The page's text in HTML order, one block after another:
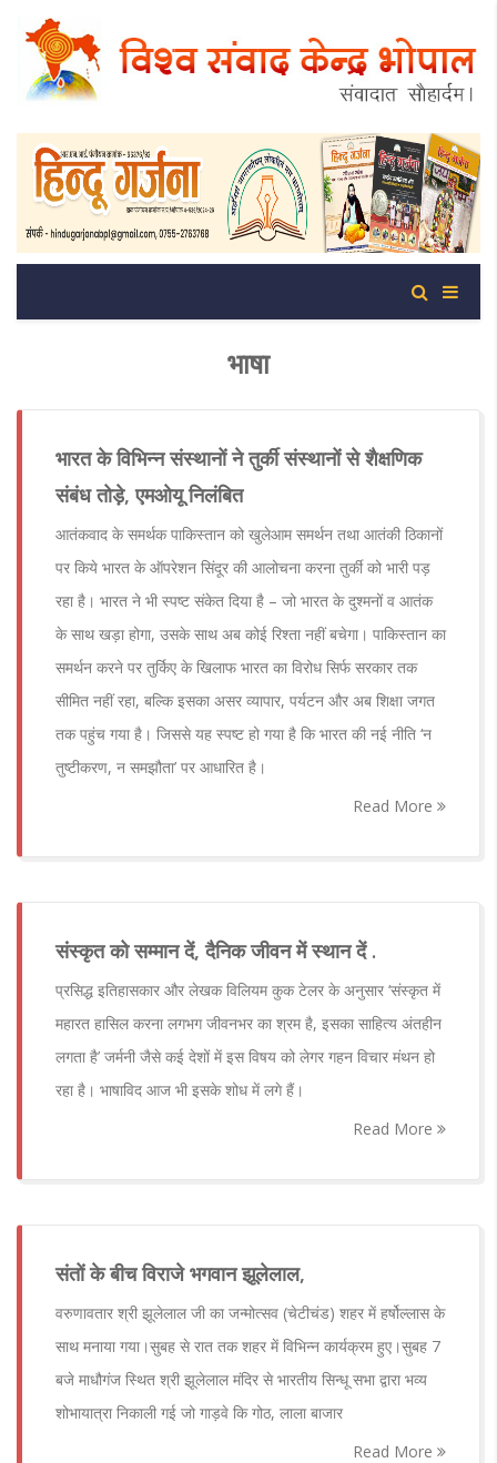
भाषा
भारत के विभिन्न संस्थानों ने तुर्की संस्थानों से शैक्षणिक
संबंध तोड़े, एमओयू निलंबित
आतंकवाद के समर्थक पाकिस्तान को खुलेआम समर्थन तथा आतंकी ठिकानों
पर किये भारत के ऑपरेशन सिंदूर की आलोचना करना तुर्की को भारी पड़
रहा है। भारत ने भी स्पष्ट संकेत दिया है – जो भारत के दुश्मनों व आतंक
के साथ खड़ा होगा, उसके साथ अब कोई रिश्ता नहीं बचेगा। पाकिस्तान का
समर्थन करने पर तुर्किए के खिलाफ भारत का विरोध सिर्फ सरकार तक
सीमित नहीं रहा, बल्कि इसका असर व्यापार, पर्यटन और अब शिक्षा जगत
तक पहुंच गया है। जिससे यह स्पष्ट हो गया है कि भारत की नई नीति ‘न
तुष्टीकरण, न समझौता’ पर आधारित है।
Read More
संस्कृत को सम्मान दें, दैनिक जीवन में स्थान दें .
प्रसिद्ध इतिहासकार और लेखक विलियम कुक टेलर के अनुसार ‘संस्कृत में
महारत हासिल करना लगभग जीवनभर का श्रम है, इसका साहित्य अंतहीन
लगता है’ जर्मनी जैसे कई देशों में इस विषय को लेगर गहन विचार मंथन हो
रहा है। भाषाविद आज भी इसके शोध में लगे हैं।
Read More
संतों के बीच विराजे भगवान झूलेलाल,
वरुणावतार श्री झूलेलाल जी का जन्मोत्सव (चेटीचंड) शहर में हर्षोल्लास के
साथ मनाया गया।सुबह से रात तक शहर में विभिन्न कार्यक्रम हुए।सुबह 7
बजे माधौगंज स्थित श्री झूलेलाल मंदिर से भारतीय सिन्धू सभा द्वारा भव्य
शोभायात्रा निकाली गई जो गाड़वे कि गोठ, लाला बाजार
Read More